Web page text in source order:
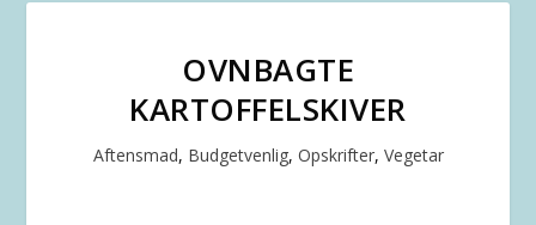
OVNBAGTE
KARTOFFELSKIVER
Aftensmad, Budgetvenlig, Opskrifter, Vegetar